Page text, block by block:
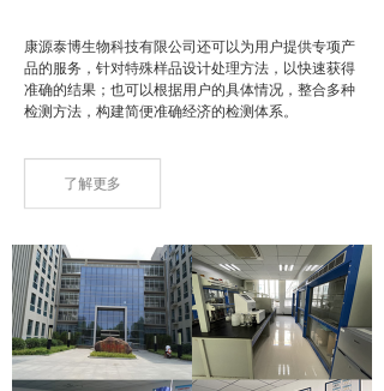
康源泰博生物科技有限公司还可以为用户提供专项产
品的服务，针对特殊样品设计处理方法，以快速获得
准确的结果；也可以根据用户的具体情况，整合多种
检测方法，构建简便准确经济的检测体系。
了解更多